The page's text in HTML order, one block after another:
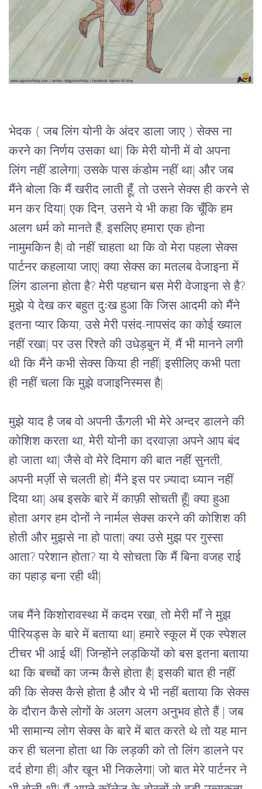
भेदक ( जब लिंग योनी के अंदर डाला जाए ) सेक्स ना
करने का निर्णय उसका था| कि मेरी योनी में वो अपना
लिंग नहीं डालेगा| उसके पास कंडोम नहीं था| और जब
मैंने बोला कि मैं खरीद लाती हूँ, तो उसने सेक्स ही करने से
मन कर दिया| एक दिन, उसने ये भी कहा कि चूँकि हम
अलग धर्म को मानते हैं, इसलिए हमारा एक होना
नामुमकिन है| वो नहीं चाहता था कि वो मेरा पहला सेक्स
पार्टनर कहलाया जाए| क्या सेक्स का मतलब वेजाइना में
लिंग डालना होता है? मेरी पहचान बस मेरी वेजाइना से है?
मुझे ये देख कर बहुत दुःख हुआ कि जिस आदमी को मैंने
इतना प्यार किया, उसे मेरी पसंद-नापसंद का कोई ख्याल
नहीं रखा| पर उस रिश्ते की उधेड़बुन में, मैं भी मानने लगी
थी कि मैंने कभी सेक्स किया ही नहीं| इसीलिए कभी पता
ही नहीं चला कि मुझे वजाइनिस्मस है|
मुझे याद है जब वो अपनी ऊँगली भी मेरे अन्दर डालने की
कोशिश करता था, मेरी योनी का दरवाज़ा अपने आप बंद
हो जाता था| जैसे वो मेरे दिमाग की बात नहीं सुनती,
अपनी मर्ज़ी से चलती हो| मैंने इस पर ज़्यादा ध्यान नहीं
दिया था| अब इसके बारे में काफ़ी सोचती हूँ| क्या हुआ
होता अगर हम दोनों ने नार्मल सेक्स करने की कोशिश की
होती और मुझसे ना हो पाता| क्या उसे मुझ पर गुस्सा
आता? परेशान होता? या ये सोचता कि मैं बिना वजह राई
का पहाड़ बना रही थी|
जब मैंने किशोरावस्था में कदम रखा, तो मेरी माँ ने मुझ
पीरियड्स के बारे में बताया था| हमारे स्कूल में एक स्पेशल
टीचर भी आई थीं| जिन्होंने लड़कियों को बस इतना बताया
था कि बच्चों का जन्म कैसे होता है| इसकी बात ही नहीं
की कि सेक्स कैसे होता है और ये भी नहीं बताया कि सेक्स
के दौरान कैसे लोगों के अलग अलग अनुभव होते हैं | जब
भी सामान्य लोग सेक्स के बारे में बात करते थे तो यह मान
कर ही चलना होता था कि लड़की को तो लिंग डालने पर
दर्द होगा ही| और खून भी निकलेगा| जो बात मेरे पार्टनर ने